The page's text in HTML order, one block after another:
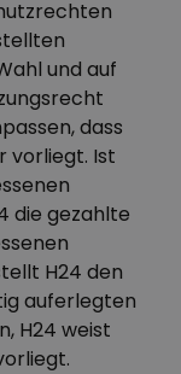
und auf
dass
vorliegt. Ist
die gezahlte
H24 den
auferlegten
H24 weist